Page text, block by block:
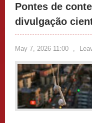
Pontes de
divulgação
May 7, 2026 11:00 ,